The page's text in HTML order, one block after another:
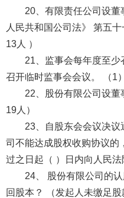
20、有限责任公司设
人民共和国公司法》 第五
13人 ）
21、监事会每年度至
召开临时监事会会议。 （1）
22、股份有限公司设
19人）
23、自股东会会议决
司不能达成股权收购协议的
过之日起（ ）日内向人民法
24、 股份有限公司的
回股本？ （发起人未缴足股